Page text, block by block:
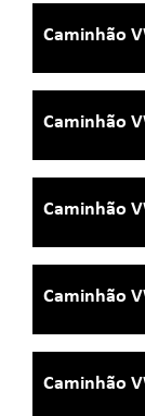
Caminhão
Caminhão
Caminhão
Caminhão
Caminhão